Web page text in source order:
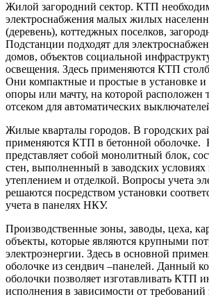
Жилой загородний сектор. КТП
электроснабжения малых жилых
(деревень), коттеджных поселков,
Подстанции подходят для
домов, объектов социальной
освещения. Здесь применяются КТП
Они компактные и простые в установке и
опоры или мачту, на которой расположен
отсеком для автоматических
Жилые кварталы городов. В городских
применяются КТП в бетонной оболочке.
представляет собой монолитный блок,
стен, выполненный в заводских условиях
утеплением и отделкой. Вопросы учета
решаются посредством установки
учета в панелях НКУ.
Производственные зоны, заводы, цеха,
объекты, которые являются крупными
электроэнергии. Здесь в основной
оболочке из сендвич –панелей. Данный
оболочки позволяет изготавливать КТП
исполнения в зависимости от требований